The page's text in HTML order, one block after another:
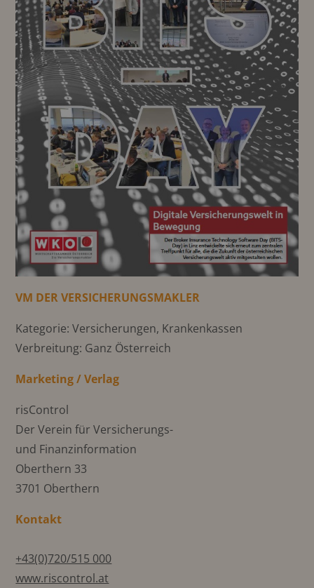
VM DER VERSICHERUNGSMAKLER
Kategorie: Versicherungen, Krankenkassen
Verbreitung: Ganz Österreich
Marketing / Verlag
risControl
Der Verein für Versicherungs-
und Finanzinformation
Oberthern 33
3701 Oberthern
Kontakt
+43(0)720/515 000
www.riscontrol.at